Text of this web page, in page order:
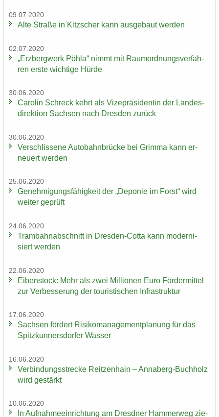
09.07.2020
Alte Stra­ße in Kitz­scher kann aus­ge­baut wer­den
02.07.2020
„Erz­berg­werk Pöhla“ nimmt mit Raum­ord­nungs­ver­fah­
ren erste wich­ti­ge Hürde
30.06.2020
Ca­ro­lin Schreck kehrt als Vi­ze­prä­si­den­tin der Lan­des­
di­rek­ti­on Sach­sen nach Dres­den zu­rück
30.06.2020
Ver­schlis­se­ne Au­to­bahn­brü­cke bei Grim­ma kann er­
neu­ert wer­den
25.06.2020
Ge­neh­mi­gungs­fä­hig­keit der „De­po­nie im Forst“ wird
wei­ter ge­prüft
24.06.2020
Tram­bahn­ab­schnitt in Dresden-​Cotta kann mo­der­ni­
siert wer­den
22.06.2020
Ei­ben­stock: Mehr als zwei Mil­lio­nen Euro För­der­mit­tel
zur Ver­bes­se­rung der tou­ris­ti­schen In­fra­struk­tur
17.06.2020
Sach­sen för­dert Ri­si­ko­ma­nage­ment­pla­nung für das
Spitz­kun­ners­dor­fer Was­ser
16.06.2020
Ver­bin­dungs­stre­cke Reit­zen­hain – Annaberg-​Buchholz
wird ge­stärkt
10.06.2020
In Auf­nah­me­ein­rich­tung am Dresd­ner Ham­mer­weg zie­